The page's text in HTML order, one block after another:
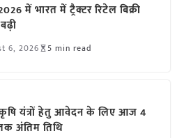
में भारत में ट्रैक्टर रिटेल बिक्री
6, 2026 5 min read
कृषि यंत्रों हेतु आवेदन के लिए आज 4
अंतिम तिथि